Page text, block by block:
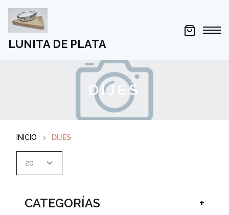
LUNITA DE PLATA
DIJES
INICIO DIJES
CATEGORÍAS +